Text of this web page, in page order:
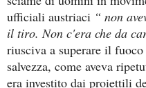
ufficiali austriaci “ non
il tiro. Non c'era che da
riusciva a superare il
salvezza, come aveva
era investito dai proiettili